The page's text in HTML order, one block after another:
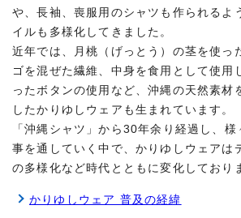
や、長袖、喪服用のシャツも作られるよ
イルも多様化してきました。
近年では、月桃（げっとう）の茎を使っ
ゴを混ぜた繊維、中身を食用として使用
ったボタンの使用など、沖縄の天然素材
したかりゆしウェアも生まれています。
「沖縄シャツ」から30年余り経過し、
事を通していく中で、かりゆしウェアは
の多様化など時代とともに変化しており
かりゆしウェア 普及の経緯